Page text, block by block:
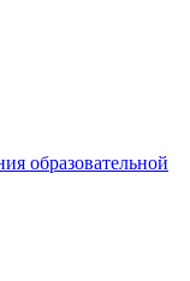
образовательной